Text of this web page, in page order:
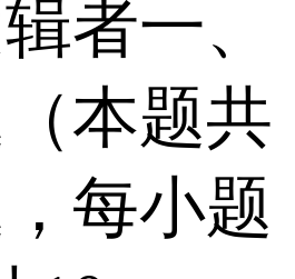
者 一、
本题共
每小题